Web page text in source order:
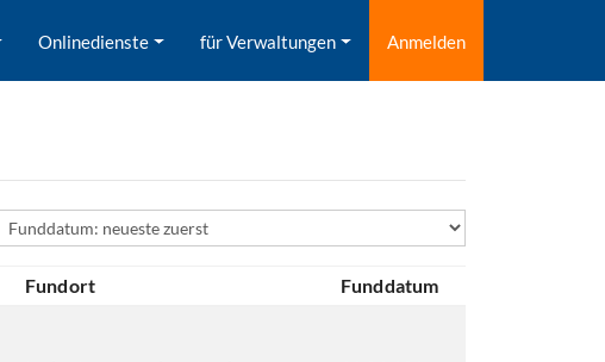
Onlinedienste für Verwaltungen Anmelden
Sortierfeld
Fundort Funddatum